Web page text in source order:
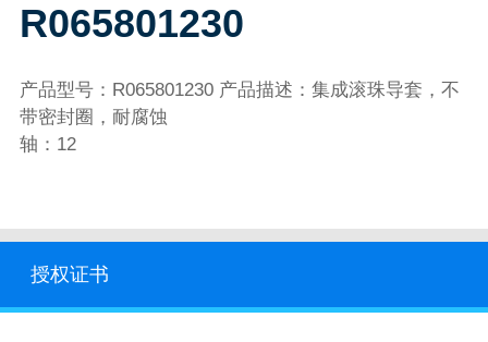
R065801230
产品型号：R065801230 产品描述：集成滚珠导套，不
带密封圈，耐腐蚀
轴：12
授权证书